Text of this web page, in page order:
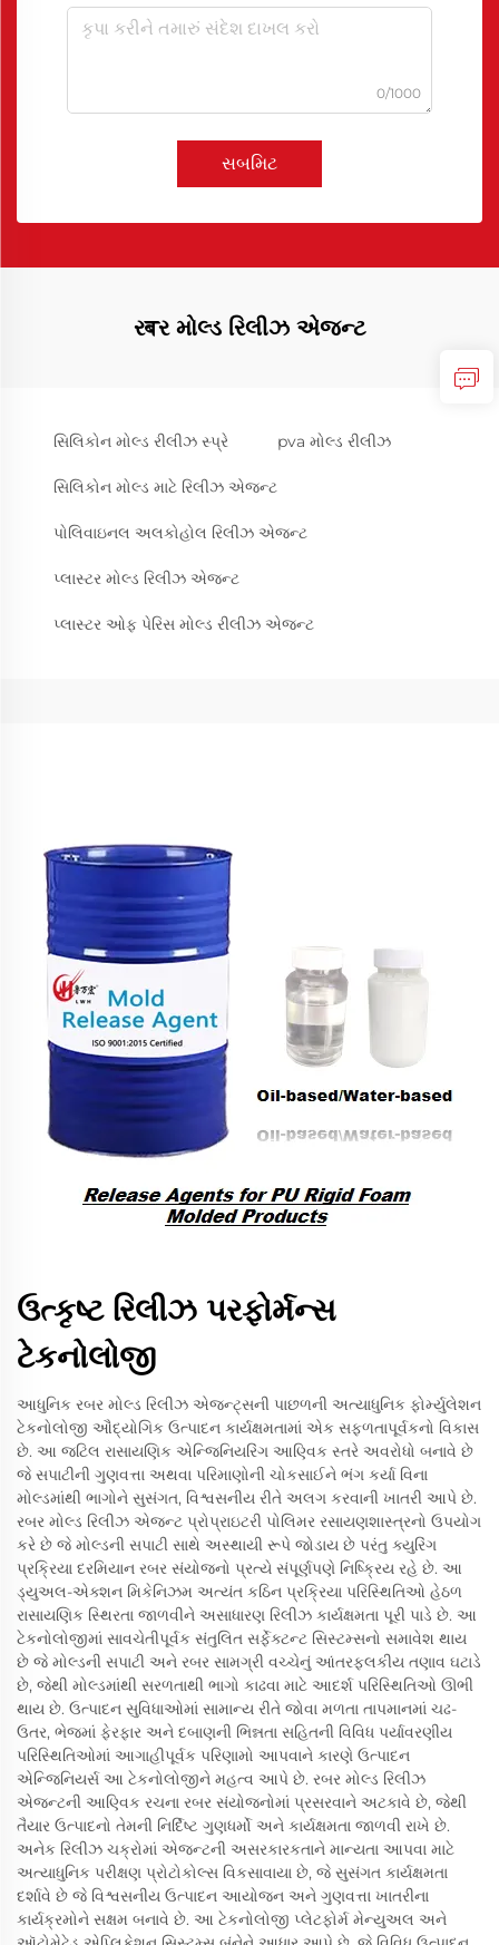
0/1000
સબમિટ
રबર મોલ્ડ રિલીઝ એજન્ટ
સિલિકોન મોલ્ડ રીલીઝ સ્પ્રે pva મોલ્ડ રીલીઝ
સિલિકોન મોલ્ડ માટે રિલીઝ એજન્ટ
પોલિવાઇનલ અલકોહોલ રિલીઝ એજન્ટ
પ્લાસ્ટર મોલ્ડ રિલીઝ એજન્ટ
પ્લાસ્ટર ઓફ પેરિસ મોલ્ડ રીલીઝ એજન્ટ
ઉત્કૃષ્ટ રિલીઝ પરફોર્મન્સ
ટેકનોલોજી
આધુનિક રબર મોલ્ડ રિલીઝ એજન્ટ્સની પાછળની અત્યાધુનિક ફોર્મ્યુલેશન
ટેકનોલોજી ઔદ્યોગિક ઉત્પાદન કાર્યક્ષમતામાં એક સફળતાપૂર્વકનો વિકાસ
છે. આ જટિલ રાસાયણિક એન્જિનિયરિંગ આણ્વિક સ્તરે અવરોધો બનાવે છે
જે સપાટીની ગુણવત્તા અથવા પરિમાણોની ચોકસાઈને ભંગ કર્યા વિના
મોલ્ડમાંથી ભાગોને સુસંગત, વિશ્વસનીય રીતે અલગ કરવાની ખાતરી આપે છે.
રબર મોલ્ડ રિલીઝ એજન્ટ પ્રોપ્રાઇટરી પોલિમર રસાયણશાસ્ત્રનો ઉપયોગ
કરે છે જે મોલ્ડની સપાટી સાથે અસ્થાયી રૂપે જોડાય છે પરંતુ ક્યુરિંગ
પ્રક્રિયા દરમિયાન રબર સંયોજનો પ્રત્યે સંપૂર્ણપણે નિષ્ક્રિય રહે છે. આ
ડ્યુઅલ-એક્શન મિકેનિઝમ અત્યંત કઠિન પ્રક્રિયા પરિસ્થિતિઓ હેઠળ
રાસાયણિક સ્થિરતા જાળવીને અસાધારણ રિલીઝ કાર્યક્ષમતા પૂરી પાડે છે. આ
ટેકનોલોજીમાં સાવચેતીપૂર્વક સંતુલિત સર્ફેક્ટન્ટ સિસ્ટમ્સનો સમાવેશ થાય
છે જે મોલ્ડની સપાટી અને રબર સામગ્રી વચ્ચેનું આંતરફલકીય તણાવ ઘટાડે
છે, જેથી મોલ્ડમાંથી સરળતાથી ભાગો કાઢવા માટે આદર્શ પરિસ્થિતિઓ ઊભી
થાય છે. ઉત્પાદન સુવિધાઓમાં સામાન્ય રીતે જોવા મળતા તાપમાનમાં ચઢ-
ઉતર, ભેજમાં ફેરફાર અને દબાણની ભિન્નતા સહિતની વિવિધ પર્યાવરણીય
પરિસ્થિતિઓમાં આગાહીપૂર્વક પરિણામો આપવાને કારણે ઉત્પાદન
એન્જિનિયર્સ આ ટેકનોલોજીને મહત્વ આપે છે. રબર મોલ્ડ રિલીઝ
એજન્ટની આણ્વિક રચના રબર સંયોજનોમાં પ્રસરવાને અટકાવે છે, જેથી
તૈયાર ઉત્પાદનો તેમની નિર્દિષ્ટ ગુણધર્મો અને કાર્યક્ષમતા જાળવી રાખે છે.
અનેક રિલીઝ ચક્રોમાં એજન્ટની અસરકારકતાને માન્યતા આપવા માટે
અત્યાધુનિક પરીક્ષણ પ્રોટોકોલ્સ વિકસાવાયા છે, જે સુસંગત કાર્યક્ષમતા
દર્શાવે છે જે વિશ્વસનીય ઉત્પાદન આયોજન અને ગુણવત્તા ખાતરીના
કાર્યક્રમોને સક્ષમ બનાવે છે. આ ટેકનોલોજી પ્લેટફોર્મ મેન્યુઅલ અને